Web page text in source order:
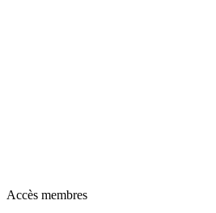
Accès membres